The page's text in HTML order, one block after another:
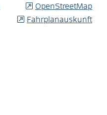
OpenStreetMap
Fahrplanauskunft